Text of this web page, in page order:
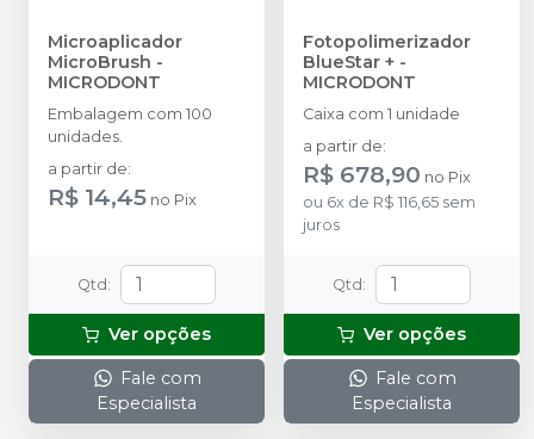
Microaplicador
MicroBrush -
MICRODONT
Embalagem com 100
unidades.
a partir de:
R$ 14,45 no Pix
Qtd :
Ver opções
Fale com
Especialista
Fotopolimerizador
BlueStar + -
MICRODONT
Caixa com 1 unidade
a partir de:
R$ 678,90 no Pix
ou 6x de R$ 116,65 sem
juros
Qtd :
Ver opções
Fale com
Especialista